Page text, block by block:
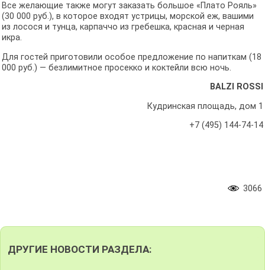
Все желающие также могут заказать большое «Плато Рояль»
(30 000 руб.), в которое входят устрицы, морской еж, вашими
из лосося и тунца, карпаччо из гребешка, красная и черная
икра.
Для гостей приготовили особое предложение по напиткам (18
000 руб.) — безлимитное просекко и коктейли всю ночь.
BALZI ROSSI
Кудринская площадь, дом 1
+7 (495) 144-74-14
3066
ДРУГИЕ НОВОСТИ РАЗДЕЛА: